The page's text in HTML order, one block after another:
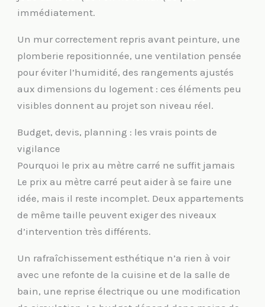
immédiatement.
Un mur correctement repris avant peinture, une
plomberie repositionnée, une ventilation pensée
pour éviter l’humidité, des rangements ajustés
aux dimensions du logement : ces éléments peu
visibles donnent au projet son niveau réel.
Budget, devis, planning : les vrais points de
vigilance
Pourquoi le prix au mètre carré ne suffit jamais
Le prix au mètre carré peut aider à se faire une
idée, mais il reste incomplet. Deux appartements
de même taille peuvent exiger des niveaux
d’intervention très différents.
Un rafraîchissement esthétique n’a rien à voir
avec une refonte de la cuisine et de la salle de
bain, une reprise électrique ou une modification